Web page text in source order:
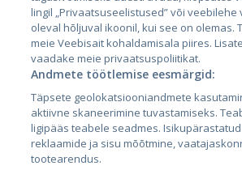
City24.lv
City24.ee
GetaPro.lv
GetaPro.ee
CVbankas.lt
Kainos.lt
auto24.ee
lingil „Privaatsuseelistused” või
oleval hõljuval ikoonil, kui see on olemas.
meie Veebisait kohaldamisala piires.
vaadake meie privaatsuspoliitikat.
Andmete töötlemise eesmärgid:
Täpsete geolokatsiooniandmete
aktiivne skaneerimine tuvastamiseks.
ligipääs teabele seadmes.
reklaamide ja sisu mõõtmine,
tootearendus.